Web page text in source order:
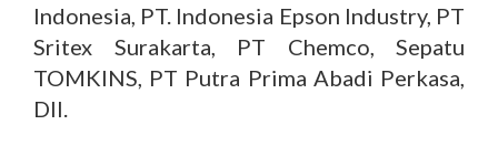
Indonesia, PT. Indonesia Epson Industry, PT
Sritex Surakarta, PT Chemco, Sepatu
TOMKINS, PT Putra Prima Abadi Perkasa,
Dll.